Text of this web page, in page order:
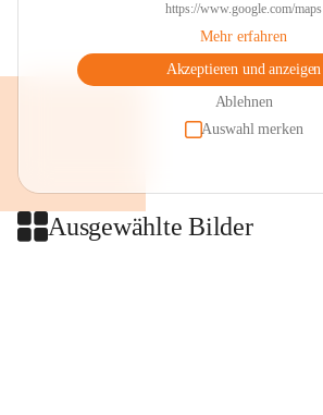
https://www.google.com/maps
Mehr erfahren
Akzeptieren und anzeigen
Ablehnen
Auswahl merken
Ausgewählte Bilder